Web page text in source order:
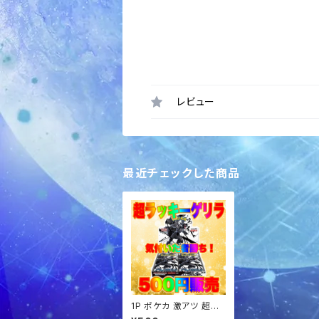
レビュー
最近チェックした商品
1P ポケカ 激アツ 超ラッ
キーゲリラ パック オリ